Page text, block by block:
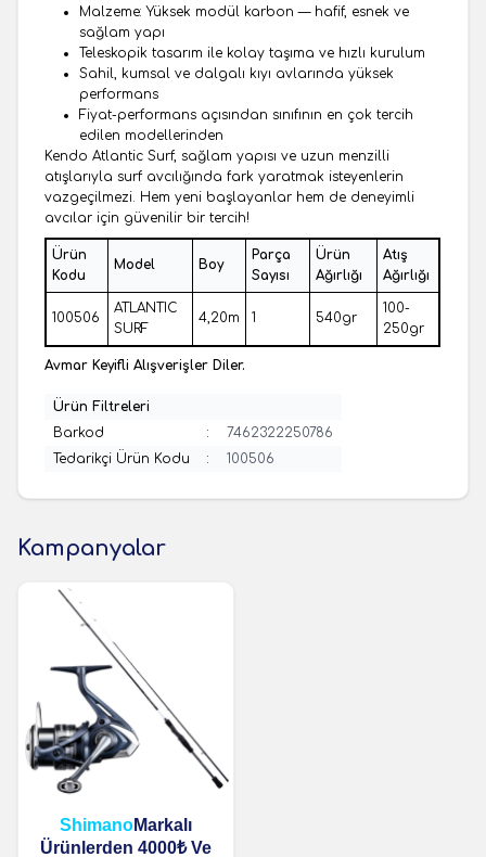
Malzeme: Yüksek modül karbon — hafif, esnek ve
sağlam yapı
Teleskopik tasarım ile kolay taşıma ve hızlı kurulum
Sahil, kumsal ve dalgalı kıyı avlarında yüksek
performans
Fiyat-performans açısından sınıfının en çok tercih
edilen modellerinden
Kendo Atlantic Surf, sağlam yapısı ve uzun menzilli
atışlarıyla surf avcılığında fark yaratmak isteyenlerin
vazgeçilmezi. Hem yeni başlayanlar hem de deneyimli
avcılar için güvenilir bir tercih!
Ürün
Kodu
Model Boy
Parça
Sayısı
Ürün
Ağırlığı
Atış
Ağırlığı
100506
ATLANTIC
SURF
4,20m 1 540gr
100-
250gr
Avmar Keyifli Alışverişler Diler.
Ürün Filtreleri
Barkod
:
7462322250786
Tedarikçi Ürün Kodu
: 100506
Kampanyalar
ShimanoMarkalı
Ürünlerden 4000₺ Ve